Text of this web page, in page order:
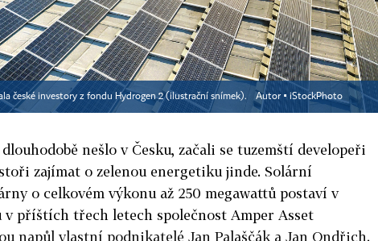
české investory z fondu Hydrogen 2 (ilustrační snímek). Autor ▪ iStockPhoto
nešlo v Česku, začali se tuzemští developeři
zajímat o zelenou energetiku jinde. Solární
o celkovém výkonu až 250 megawattů postaví v
v příštích třech letech společnost Amper Asset
napůl vlastní podnikatelé Jan Palaščák a Jan Ondřich.